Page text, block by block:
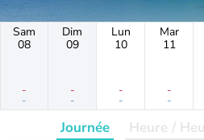
Sam
08
-
-
Dim
09
-
-
Lun
10
-
-
Mar
11
-
-
Journée Heure /